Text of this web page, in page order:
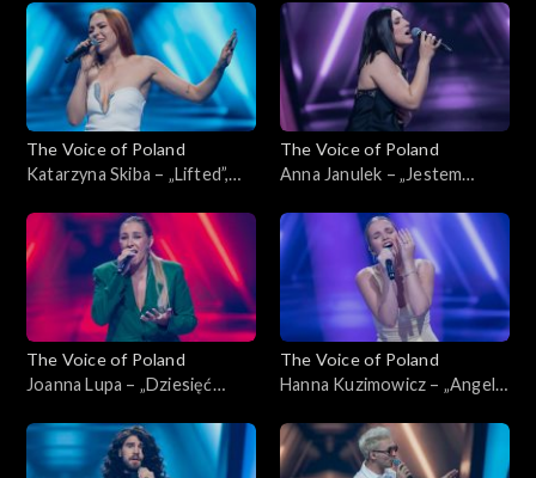
Poland”, Nokaut, 1 listopada
2025
of Poland”, Nokaut, 1
listopada 2025
The Voice of Poland
Katarzyna Skiba – „Lifted”,
Nokaut, 1 listopada 2025
The Voice of Poland
Anna Janulek – „Jestem
Poland”, Nokaut, 1 listopada
2025
The Voice of Poland
Joanna Lupa – „Dziesięć
Poland”, Nokaut, 1 listopada
2025
The Voice of Poland
Hanna Kuzimowicz – „Angel”,
Nokaut, 1 listopada 2025